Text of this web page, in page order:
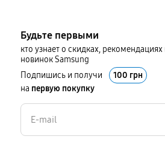
Будьте первыми
кто узнает о скидках,
новинок Samsung
Подпишись и получи
100 грн
на первую покупку